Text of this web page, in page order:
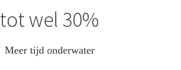
tot wel 30%
Meer tijd onderwater